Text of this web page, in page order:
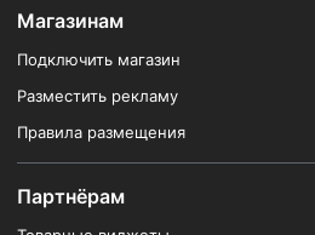
Магазинам
Подключить магазин
Разместить рекламу
Правила размещения
Партнёрам